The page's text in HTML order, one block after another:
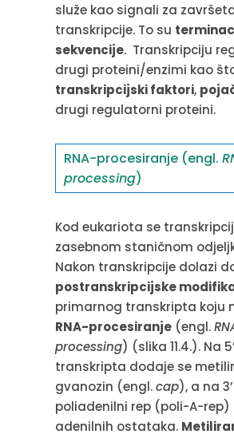
služe kao signali za
transkripcije. To su
sekvencije. Transkripciju
drugi proteini/enzimi kao
transkripcijski faktori,
drugi regulatorni proteini.
RNA-procesiranje (engl.
processing)
Kod eukariota se
zasebnom staničnom
Nakon transkripcije dolazi
postranskripcijske
primarnog transkripta koju
RNA-procesiranje(engl.
processing) (slika 11.4.). Na
transkripta dodaje se
gvanozin (engl.cap), a na
poliadenilni rep (poli-A-rep)
adenilnih ostataka.